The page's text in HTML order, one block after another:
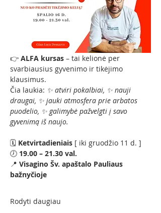
👉 ALFA kursas – tai kelionė per
svarbiausius gyvenimo ir tikėjimo
klausimus.
Čia laukia: ✨ atviri pokalbiai, ✨ nauji
draugai, ✨ jauki atmosfera prie arbatos
puodelio, ✨ galimybė pažvelgti į savo
gyvenimą iš naujo.
🗓 Ketvirtadieniais [ iki gruodžio 11 d. ]
🕖 19.00 – 21.30 val.
📍 Visagino Šv. apaštalo Pauliaus
bažnyčioje
Rodyti daugiau